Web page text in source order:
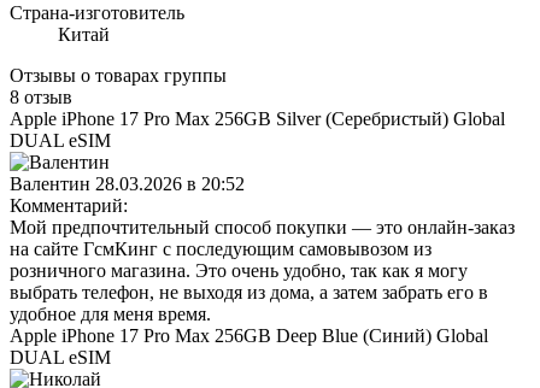
Страна-изготовитель
Китай
Отзывы о товарах группы
8 отзыв
Apple iPhone 17 Pro Max 256GB Silver (Серебристый) Global
DUAL eSIM
Валентин 28.03.2026 в 20:52
Комментарий:
Мой предпочтительный способ покупки — это онлайн-заказ
на сайте ГсмКинг с последующим самовывозом из
розничного магазина. Это очень удобно, так как я могу
выбрать телефон, не выходя из дома, а затем забрать его в
удобное для меня время.
Apple iPhone 17 Pro Max 256GB Deep Blue (Синий) Global
DUAL eSIM